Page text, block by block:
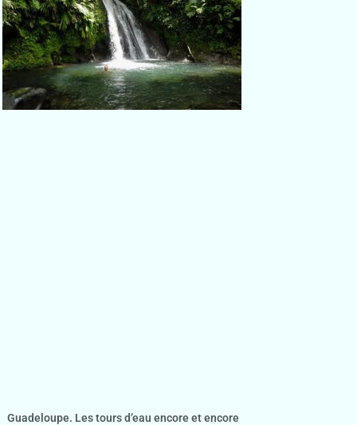
Guadeloupe. Les tours d’eau encore et encore